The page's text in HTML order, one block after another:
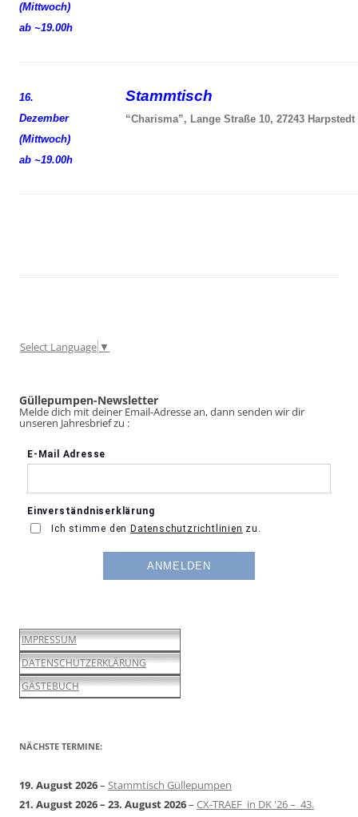
(Mittwoch)
ab ~19.00h
16.
Dezember
(Mittwoch)
ab ~19.00h
Stammtisch
“Charisma”, Lange Straße 10, 27243 Harpstedt
Select Language ▼
Güllepumpen-Newsletter
Melde dich mit deiner Email-Adresse an, dann senden wir dir
unseren Jahresbrief zu :
IMPRESSUM
DATENSCHUTZERKLÄRUNG
GÄSTEBUCH
NÄCHSTE TERMINE:
19. August 2026– Stammtisch Güllepumpen
21. August 2026– 23. August 2026– CX-TRAEF in DK '26 – 43.